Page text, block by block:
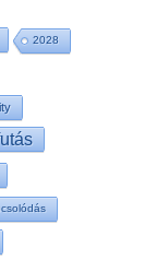
2028